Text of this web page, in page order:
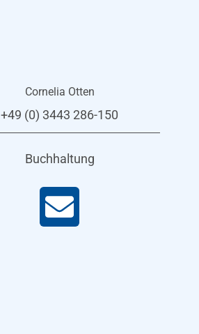
Cornelia Otten
+49 (0) 3443 286-150
Buchhaltung